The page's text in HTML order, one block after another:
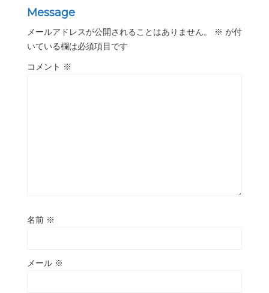
Message
メールアドレスが公開されることはありません。 ※ が付
いている欄は必須項目です
コメント ※
名前 ※
メール ※